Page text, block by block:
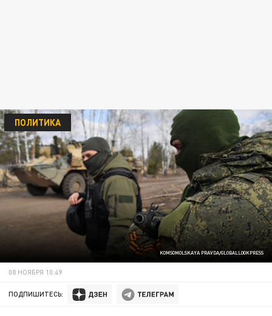
KOMSOMOLSKAYA PRAVDA/GLOBALLOOKPRESS
ПОЛИТИКА
08 НОЯБРЯ 10:49
ПОДПИШИТЕСЬ: